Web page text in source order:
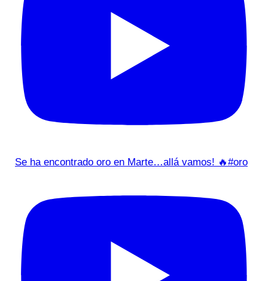
Se ha encontrado oro en Marte…allá vamos! 🔥#oro